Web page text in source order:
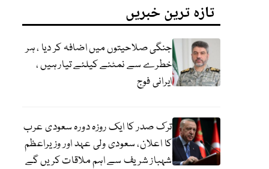
تازہ ترین خبریں
جنگی صلاحیتوں میں اضافہ کر دیا ، ہر
خطرے سے نمٹنے کیلئے تیار ہیں ،
ایرانی فوج
ترک صدر کا ایک روزہ دورہ سعودی عرب
کا اعلان، سعودی ولی عہد اور وزیراعظم
شہباز شریف سے اہم ملاقات کریں گے